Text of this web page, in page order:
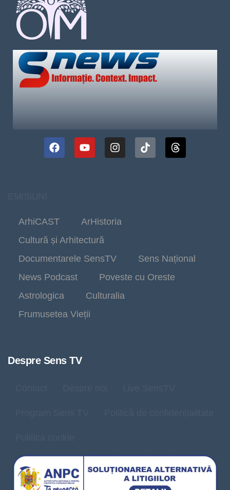
ArhiCAST
ArHistoria
Cultură și Arhitectură
Documentarele SensTV
Sens Național
News Podcast
Poveste cu Oreste
Astrologica
Culturalia
Frumusetea Vieții
Despre Sens TV